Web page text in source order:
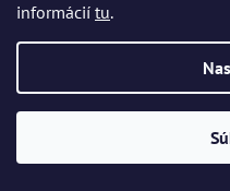
informácií tu.
Bohemia Crystal